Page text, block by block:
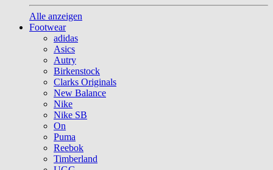
Alle anzeigen
Footwear
adidas
Asics
Autry
Birkenstock
Clarks Originals
New Balance
Nike
Nike SB
On
Puma
Reebok
Timberland